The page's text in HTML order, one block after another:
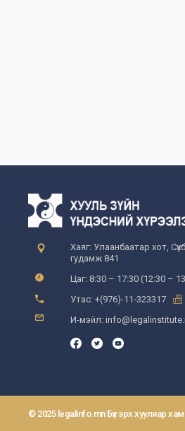
Хаяг: Улаанбаатар хот,
гудамж 841
Цаг: 8:30 – 17:30 (12:30 –
Утас: +(976)-11-323317
И-мэйл:
© 2025 legalinfo.mn Бүх эрх хуулиар